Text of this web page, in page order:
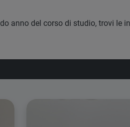
anno del corso di studio, trovi le